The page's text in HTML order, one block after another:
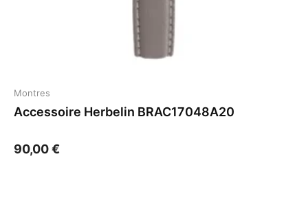
Montres
Accessoire Herbelin BRAC17048A20
90,00€